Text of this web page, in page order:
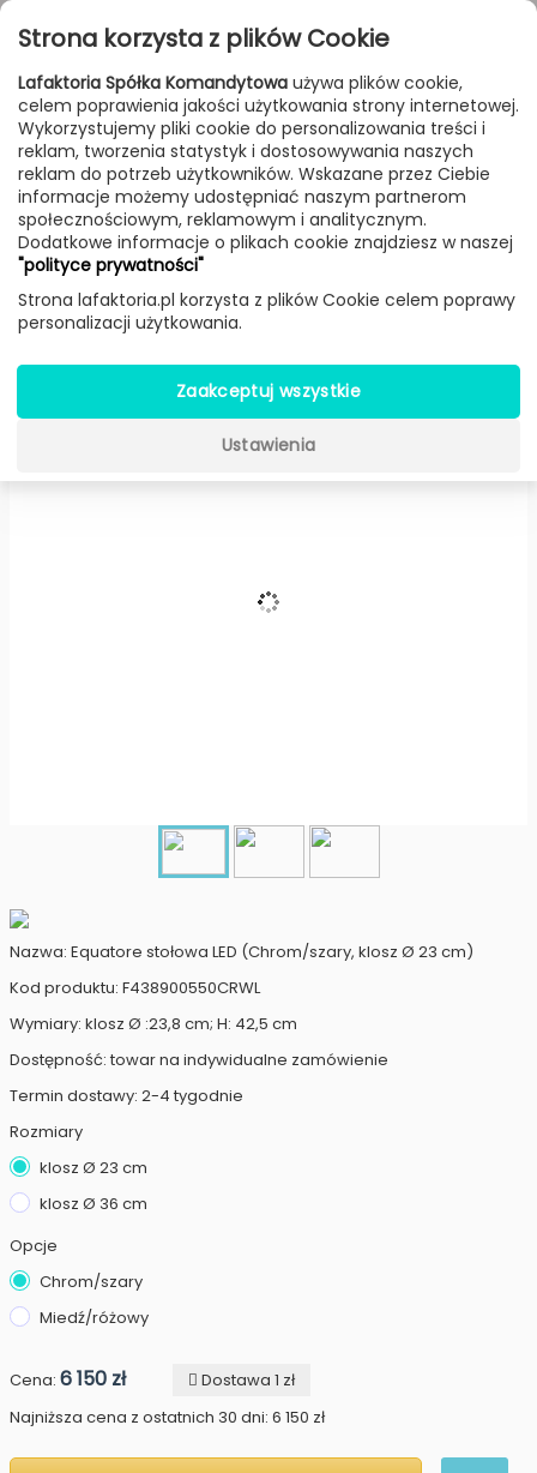
Przejdź do treści
FILTROWANIE & SORTOWANIE
Lampy Producenci Fontana Arte Produkt
Equatore stołowa LED
(Chrom/szary, klosz Ø 23 cm) -
Nazwa: Equatore stołowa LED (Chrom/szary, klosz Ø 23 cm)
Kod produktu: F438900550CRWL
Wymiary: klosz Ø :23,8 cm; H: 42,5 cm
Dostępność: towar na indywidualne zamówienie
Termin dostawy: 2-4 tygodnie
Rozmiary
klosz Ø 23 cm
klosz Ø 36 cm
Opcje
Chrom/szary
Miedź/różowy
Cena: 6 150 zł
Dostawa 1 zł
Najniższa cena z ostatnich 30 dni: 6 150 zł
Strona korzysta z plików Cookie
Lafaktoria Spółka Komandytowa używa plików cookie,
celem poprawienia jakości użytkowania strony internetowej.
Wykorzystujemy pliki cookie do personalizowania treści i
reklam, tworzenia statystyk i dostosowywania naszych
reklam do potrzeb użytkowników. Wskazane przez Ciebie
informacje możemy udostępniać naszym partnerom
społecznościowym, reklamowym i analitycznym.
Dodatkowe informacje o plikach cookie znajdziesz w naszej
"polityce prywatności"
Strona lafaktoria.pl korzysta z plików Cookie celem poprawy
personalizacji użytkowania.
Zaakceptuj wszystkie
Ustawienia